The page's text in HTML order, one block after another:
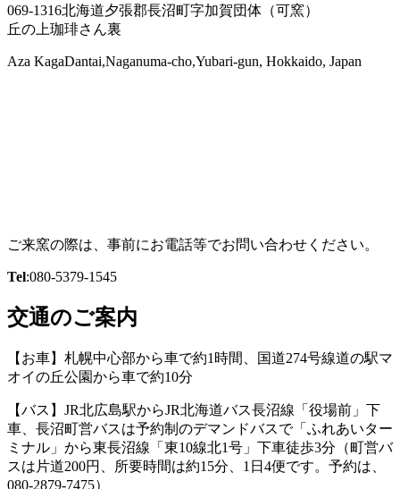
069-1316北海道夕張郡長沼町字加賀団体（可窯）
丘の上珈琲さん裏
Aza KagaDantai,Naganuma-cho,Yubari-gun, Hokkaido, Japan
ご来窯の際は、事前にお電話等でお問い合わせください。
Tel:080-5379-1545
交通のご案内
【お車】札幌中心部から車で約1時間、国道274号線道の駅マ
オイの丘公園から車で約10分
【バス】JR北広島駅からJR北海道バス長沼線「役場前」下
車、長沼町営バスは予約制のデマンドバスで「ふれあいター
ミナル」から東長沼線「東10線北1号」下車徒歩3分（町営バ
スは片道200円、所要時間は約15分、1日4便です。予約は、
080-2879-7475）